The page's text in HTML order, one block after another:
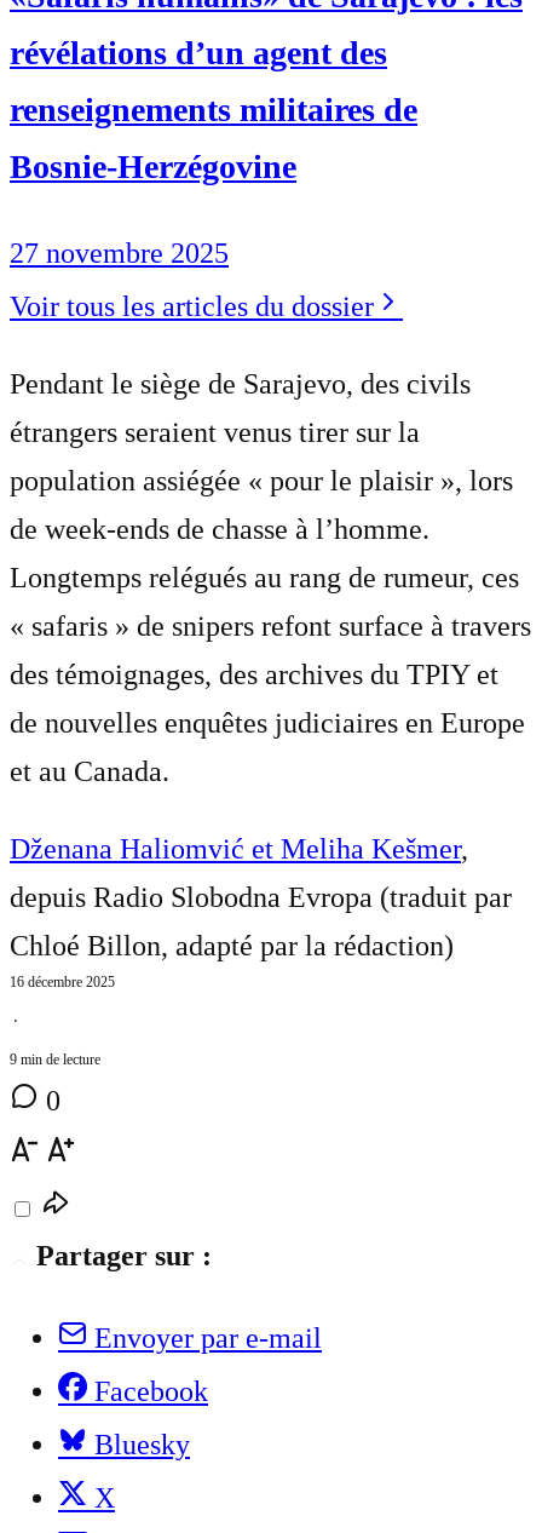
révélations d’un agent des
renseignements militaires de
Bosnie-Herzégovine
27 novembre 2025
Voir tous les articles du dossier
Pendant le siège de Sarajevo, des civils
étrangers seraient venus tirer sur la
population assiégée « pour le plaisir », lors
de week-ends de chasse à l’homme.
Longtemps relégués au rang de rumeur, ces
« safaris » de snipers refont surface à travers
des témoignages, des archives du TPIY et
de nouvelles enquêtes judiciaires en Europe
et au Canada.
Dženana Haliomvić et Meliha Kešmer,
depuis Radio Slobodna Evropa (traduit par
Chloé Billon, adapté par la rédaction)
16 décembre 2025
⋅
9 min de lecture
0
Partager sur :
Envoyer par e-mail
Facebook
Bluesky
X